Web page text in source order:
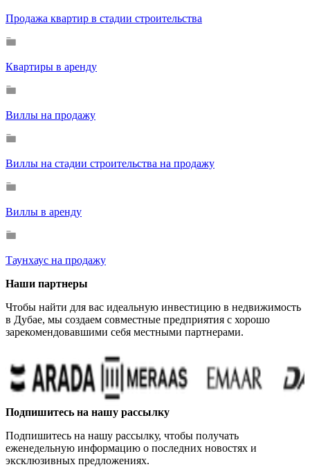
Продажа квартир в стадии строительства
Квартиры в аренду
Виллы на продажу
Виллы на стадии строительства на продажу
Виллы в аренду
Таунхаус на продажу
Наши партнеры
Чтобы найти для вас идеальную инвестицию в недвижимость
в Дубае, мы создаем совместные предприятия с хорошо
зарекомендовавшими себя местными партнерами.
Подпишитесь на нашу рассылку
Подпишитесь на нашу рассылку, чтобы получать
еженедельную информацию о последних новостях и
эксклюзивных предложениях.